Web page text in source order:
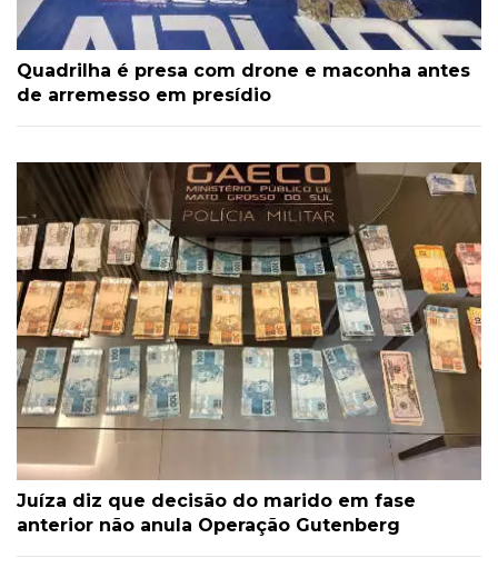
Quadrilha é presa com drone e maconha antes
de arremesso em presídio
Juíza diz que decisão do marido em fase
anterior não anula Operação Gutenberg